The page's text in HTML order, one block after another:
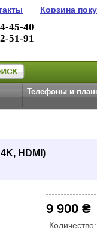
Корзина
45-40
51-91
Телефоны и
HDMI)
9 900 ₴